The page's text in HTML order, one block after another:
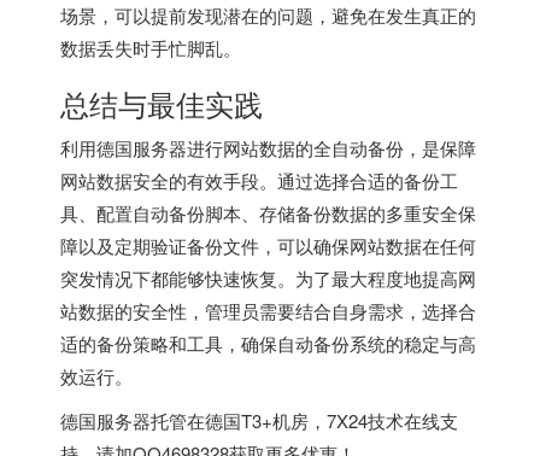
场景，可以提前发现潜在的问题，避免在发生真正的
数据丢失时手忙脚乱。
总结与最佳实践
利用德国服务器进行网站数据的全自动备份，是保障
网站数据安全的有效手段。通过选择合适的备份工
具、配置自动备份脚本、存储备份数据的多重安全保
障以及定期验证备份文件，可以确保网站数据在任何
突发情况下都能够快速恢复。为了最大程度地提高网
站数据的安全性，管理员需要结合自身需求，选择合
适的备份策略和工具，确保自动备份系统的稳定与高
效运行。
德国服务器托管在德国T3+机房，7X24技术在线支